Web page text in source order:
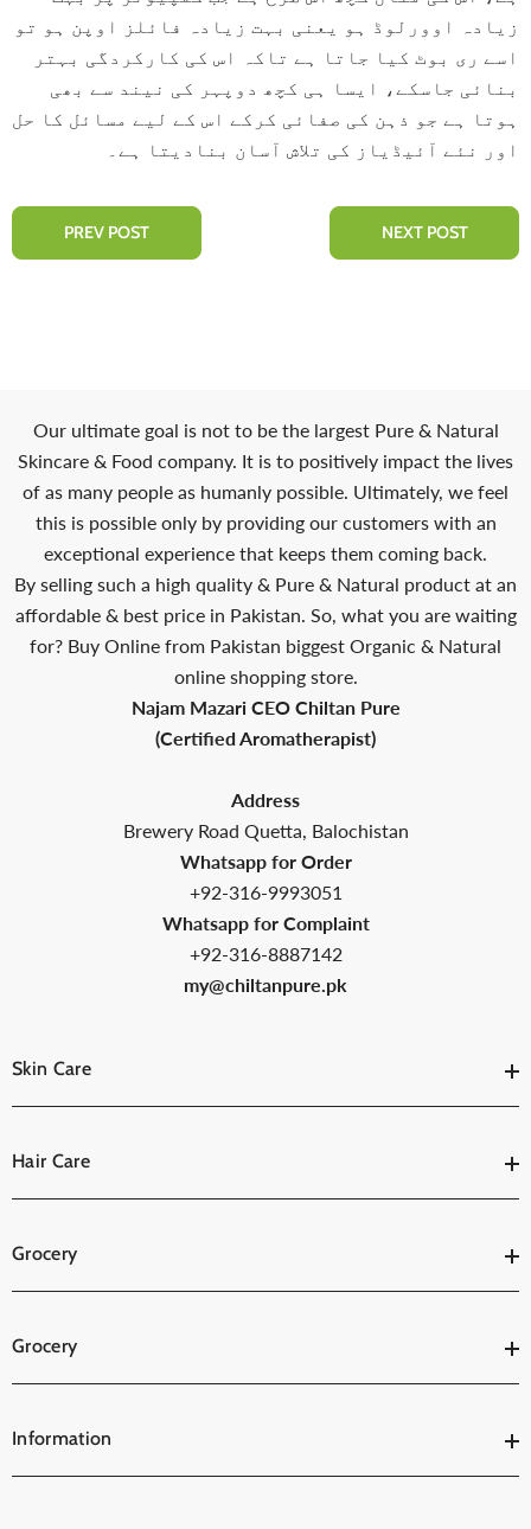
زیادہ اوورلوڈ ہو یعنی بہت زیادہ فائلز اوپن ہو تو
اسے ری بوٹ کیا جاتا ہے تاکہ اس کی کارکردگی بہتر
بنائی جاسکے، ایسا ہی کچھ دوپہر کی نیند سے بھی
ہوتا ہے جو ذہن کی صفائی کرکے اس کے لیے مسائل کا حل
اور نئے آئیڈیاز کی تلاش آسان بنادیتا ہے۔
PREV POST NEXT POST
Our ultimate goal is not to be the largest Pure & Natural
Skincare & Food company. It is to positively impact the lives
of as many people as humanly possible. Ultimately, we feel
this is possible only by providing our customers with an
exceptional experience that keeps them coming back.
By selling such a high quality & Pure & Natural product at an
affordable & best price in Pakistan. So, what you are waiting
for? Buy Online from Pakistan biggest Organic & Natural
online shopping store.
Najam Mazari CEO Chiltan Pure
(Certified Aromatherapist)
Address
Brewery Road Quetta, Balochistan
Whatsapp for Order
+92-316-9993051
Whatsapp for Complaint
+92-316-8887142
my@chiltanpure.pk
Skin Care
Hair Care
Grocery
Grocery
Information